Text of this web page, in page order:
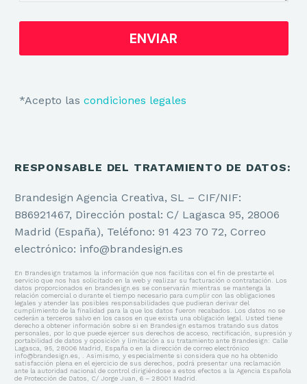
*Acepto las condiciones legales
RESPONSABLE DEL TRATAMIENTO DE DATOS:
Brandesign Agencia Creativa, SL – CIF/NIF:
B86921467, Dirección postal: C/ Lagasca 95, 28006
Madrid (España), Teléfono: 91 423 70 72, Correo
electrónico: info@brandesign.es
En Brandesign tratamos la información que nos facilitas con el fin de prestarte el
servicio que nos has solicitado en la web y realizar su facturación o contratación. Los
datos proporcionados en brandesign.es se conservarán mientras se mantenga la
relación comercial o durante el tiempo necesario para cumplir con las obligaciones
legales y atender las posibles responsabilidades que pudieran derivar del
cumplimiento de la finalidad para la que los datos fueron recabados. Los datos no se
cederán a terceros salvo en los casos en que exista una obligación legal. Usted tiene
derecho a obtener información sobre si en Brandesign estamos tratando sus datos
personales, por lo que puede ejercer sus derechos de acceso, rectificación, supresión y
portabilidad de datos y oposición y limitación a su tratamiento ante Brandesign: Calle
Lagasca, 95, 28006 Madrid, España o en la dirección de correo electrónico
info@brandesign.es, . Asimismo, y especialmente si considera que no ha obtenido
satisfacción plena en el ejercicio de sus derechos, podrá presentar una reclamación
ante la autoridad nacional de control dirigiéndose a estos efectos a la Agencia Española
de Protección de Datos, C/ Jorge Juan, 6 – 28001 Madrid.
BRANDING
Estrategia de Marca
Identidad Corporativa
Identidad Verbal
Naming y Nomenclatura